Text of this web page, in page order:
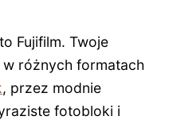
Fujifilm. Twoje
różnych formatach
, przez modnie
fotobloki i